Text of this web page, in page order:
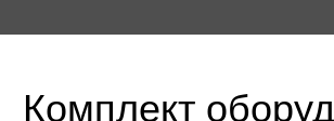
Комплект